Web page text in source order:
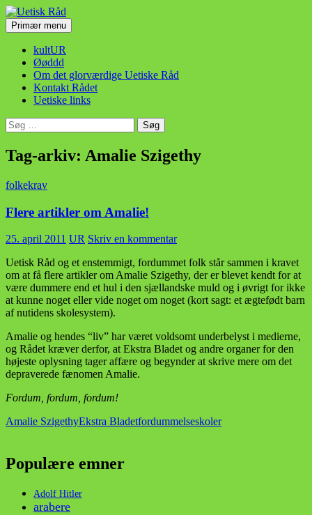
Hop
til
indhold
Uetisk Råd
SøgPrimær menu
kultUR
Øøddd
Om det glorværdige Uetiske Råd
Kontakt Rådet
Uetiske links
Søg
efter:
Tag-arkiv: Amalie Szigethy
folkekrav
Flere artikler om Amalie!
25. april 2011 UR Skriv en kommentar
Uetisk Råd og et enstemmigt, fordummet folk står sammen i kravet
om at få flere artikler om Amalie Szigethy, der er blevet kendt for at
være dummere end et hul i den sjællandske muld og i øvrigt for ikke
at kunne noget eller vide noget om noget (kort sagt: et ægtefødt barn
af nutidens skolesystem).
Amalie og hendes “liv” har været voldsomt underbelyst i medierne,
og Rådet kræver derfor, at Ekstra Bladet og andre organer for den
højeste oplysning tager affære og begynder at skrive mere om det
depraverede fænomen Amalie.
Fordum, fordum, fordum!
Amalie SzigethyEkstra Bladetfordummelseskoler
Populære emner
Adolf Hitler
arabere